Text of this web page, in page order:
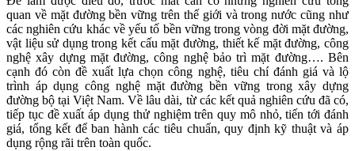
quan về mặt đường bền vững trên thế giới và trong nước cũng như
các nghiên cứu khác về yếu tố bền vững trong vòng đời mặt đường,
vật liệu sử dụng trong kết cấu mặt đường, thiết kế mặt đường, công
nghệ xây dựng mặt đường, công nghệ bảo trì mặt đường…. Bên
cạnh đó còn đề xuất lựa chọn công nghệ, tiêu chí đánh giá và lộ
trình áp dụng công nghệ mặt đường bền vững trong xây dựng
đường bộ tại Việt Nam. Về lâu dài, từ các kết quả nghiên cứu đã có,
tiếp tục đề xuất áp dụng thử nghiệm trên quy mô nhỏ, tiến tới đánh
giá, tổng kết để ban hành các tiêu chuẩn, quy định kỹ thuật và áp
dụng rộng rãi trên toàn quốc.